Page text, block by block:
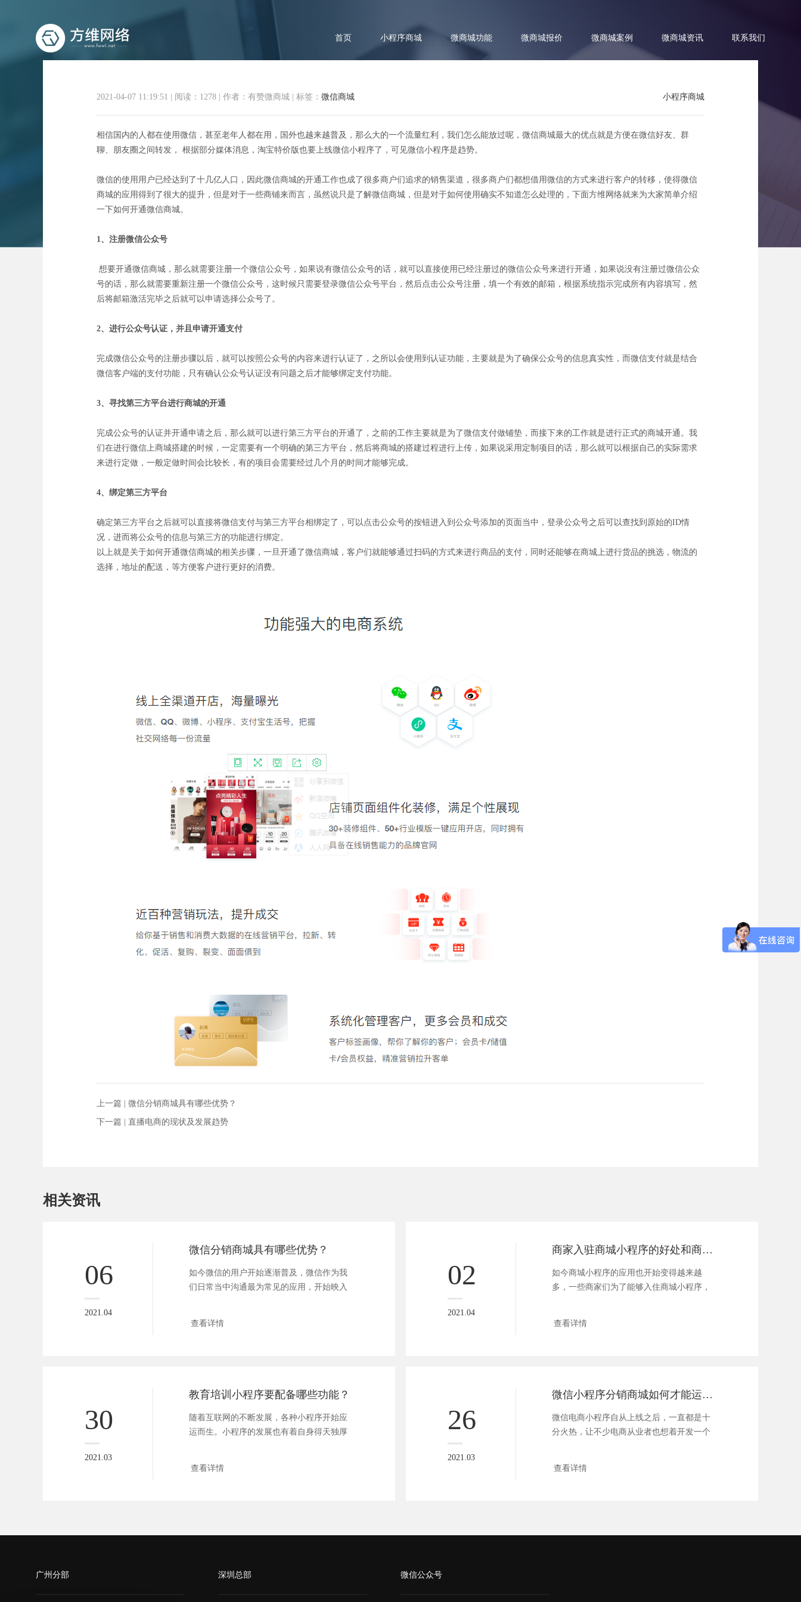
首页 小程序商城 微商城功能 微商城报价 微商城案例 微商城资讯 联系我们
如何开通微信商城，简单步骤介绍！
小程序商城
2021-04-07 11:19:51 | 阅读：1278 | 作者：有赞微商城 | 标签： 微信商城
相信国内的人都在使用微信，甚至老年人都在用，国外也越来越普及，那么大的一个流量红利，我们怎么能放过呢，微信商城最大的优点就是方便在微信好友、群
聊、朋友圈之间转发， 根据部分媒体消息，淘宝特价版也要上线微信小程序了，可见微信小程序是趋势。
微信的使用用户已经达到了十几亿人口，因此微信商城的开通工作也成了很多商户们追求的销售渠道，很多商户们都想借用微信的方式来进行客户的转移，使得微信
商城的应用得到了很大的提升，但是对于一些商铺来而言，虽然说只是了解微信商城，但是对于如何使用确实不知道怎么处理的，下面方维网络就来为大家简单介绍
一下如何开通微信商城。
1、注册微信公众号
想要开通微信商城，那么就需要注册一个微信公众号，如果说有微信公众号的话，就可以直接使用已经注册过的微信公众号来进行开通，如果说没有注册过微信公众
号的话，那么就需要重新注册一个微信公众号，这时候只需要登录微信公众号平台，然后点击公众号注册，填一个有效的邮箱，根据系统指示完成所有内容填写，然
后将邮箱激活完毕之后就可以申请选择公众号了。
2、进行公众号认证，并且申请开通支付
完成微信公众号的注册步骤以后，就可以按照公众号的内容来进行认证了，之所以会使用到认证功能，主要就是为了确保公众号的信息真实性，而微信支付就是结合
微信客户端的支付功能，只有确认公众号认证没有问题之后才能够绑定支付功能。
3、寻找第三方平台进行商城的开通
完成公众号的认证并开通申请之后，那么就可以进行第三方平台的开通了，之前的工作主要就是为了微信支付做铺垫，而接下来的工作就是进行正式的商城开通。我
们在进行微信上商城搭建的时候，一定需要有一个明确的第三方平台，然后将商城的搭建过程进行上传，如果说采用定制项目的话，那么就可以根据自己的实际需求
来进行定做，一般定做时间会比较长，有的项目会需要经过几个月的时间才能够完成。
4、绑定第三方平台
确定第三方平台之后就可以直接将微信支付与第三方平台相绑定了，可以点击公众号的按钮进入到公众号添加的页面当中，登录公众号之后可以查找到原始的ID情
况，进而将公众号的信息与第三方的功能进行绑定。
以上就是关于如何开通微信商城的相关步骤，一旦开通了微信商城，客户们就能够通过扫码的方式来进行商品的支付，同时还能够在商城上进行货品的挑选，物流的
选择，地址的配送，等方便客户进行更好的消费。
上一篇 | 微信分销商城具有哪些优势？
下一篇 | 直播电商的现状及发展趋势
相关资讯
06
2021.04
微信分销商城具有哪些优势？
如今微信的用户开始逐渐普及，微信作为我
们日常当中沟通最为常见的应用，开始映入
查看详情
02
2021.04
商家入驻商城小程序的好处和商业价值
如今商城小程序的应用也开始变得越来越
多，一些商家们为了能够入住商城小程序，
查看详情
30
2021.03
教育培训小程序要配备哪些功能？
随着互联网的不断发展，各种小程序开始应
运而生。小程序的发展也有着自身得天独厚
查看详情
26
2021.03
微信小程序分销商城如何才能运营好？
微信电商小程序自从上线之后，一直都是十
分火热，让不少电商从业者也想着开发一个
查看详情
广州分部 深圳总部 微信公众号